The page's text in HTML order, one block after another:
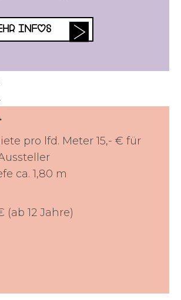
INFOS
pro lfd. Meter 15,- € für
ca. 1,80 m
(ab 12 Jahre)